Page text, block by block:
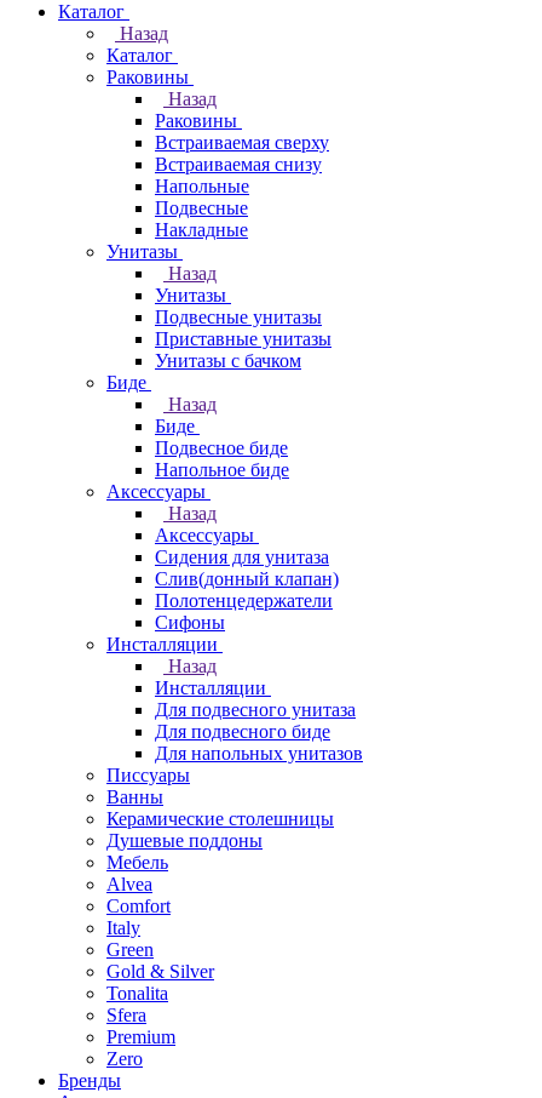
Каталог
Назад
Каталог
Раковины
Назад
Раковины
Встраиваемая сверху
Встраиваемая снизу
Напольные
Подвесные
Накладные
Унитазы
Назад
Унитазы
Подвесные унитазы
Приставные унитазы
Унитазы с бачком
Биде
Назад
Биде
Подвесное биде
Напольное биде
Аксессуары
Назад
Аксессуары
Сидения для унитаза
Слив(донный клапан)
Полотенцедержатели
Сифоны
Инсталляции
Назад
Инсталляции
Для подвесного унитаза
Для подвесного биде
Для напольных унитазов
Писсуары
Ванны
Керамические столешницы
Душевые поддоны
Мебель
Alvea
Comfort
Italy
Green
Gold & Silver
Tonalita
Sfera
Premium
Zero
Бренды